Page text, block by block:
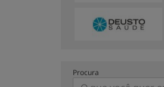
Procura